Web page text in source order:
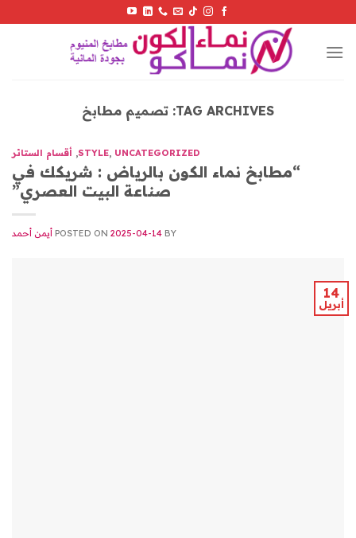
content
TAG ARCHIVES: تصميم مطابخ
STYLE, UNCATEGORIZED
, أقسام الستائر
“مطابخ نماء الكون بالرياض : شريكك في
صناعة البيت العصري”
POSTED ON 2025-04-14 BY أيمن أحمد
14
أبريل